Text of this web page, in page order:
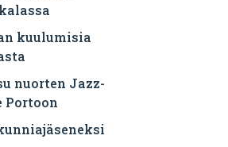
kuulumisia
nuorten Jazz-